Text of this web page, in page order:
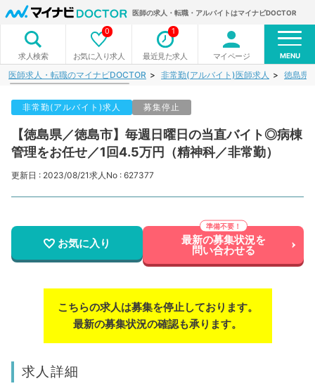
医師の求人・転職・アルバイトはマイナビDOCTOR
求人検索 お気に入り求人
0
最近見た求人
1
マイページ MENU
医師求人・転職のマイナビDOCTOR 非常勤(アルバイト)医師求人 徳島県
非常勤(アルバイト)求人 募集停止
【徳島県／徳島市】毎週日曜日の当直バイト◎病棟
管理をお任せ／1回4.5万円（精神科／非常勤）
更新日 : 2023/08/21求人No : 627377
お気に入り 最新の募集状況を
問い合わせる
こちらの求人は募集を停止しております。
最新の募集状況の確認も承ります。
求人詳細